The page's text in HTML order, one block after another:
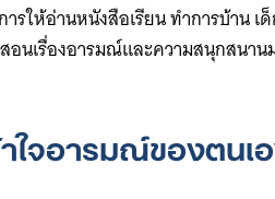
รให้อ่านหนังสือเรียน ทำการบ้าน เ
อนเรื่องอารมณ์และความสนุกสนา
ใจอารมณ์ของตนเ